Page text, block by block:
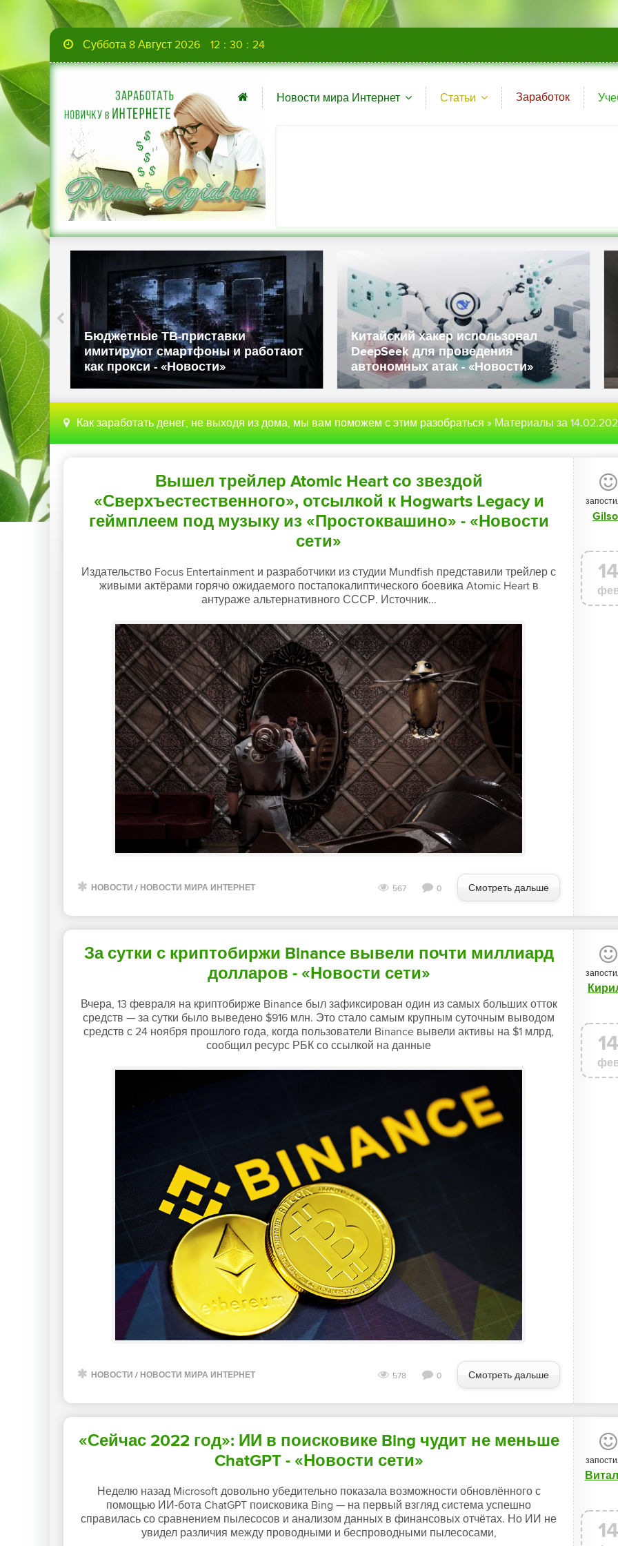
Суббота 8 Август 2026 12 : 30 : 25
Новости мира Интернет Статьи Заработок
Власти США запрещают ввоз
иностранных роботов из-за угрозы
национальной безопасности -
«Новости»
Данные полиции и госслужащих
Великобритании попали в даркнет -
«Новости»
Как заработать денег, не выходя из дома, мы вам поможем с этим разобраться» Материалы за
Вышел трейлер Atomic Heart со звездой
«Сверхъестественного», отсылкой к Hogwarts Legacy и
геймплеем под музыку из «Простоквашино» - «Новости
сети»
Издательство Focus Entertainment и разработчики из студии Mundfish представили трейлер с
живыми актёрами горячо ожидаемого постапокалиптического боевика Atomic Heart в
антураже альтернативного СССР. Источник...
НОВОСТИ / НОВОСТИ МИРА ИНТЕРНЕТ 567 0 Смотреть дальше
14
За сутки с криптобиржи Binance вывели почти миллиард
долларов - «Новости сети»
Вчера, 13 февраля на криптобирже Binance был зафиксирован один из самых больших отток
средств — за сутки было выведено $916 млн. Это стало самым крупным суточным выводом
средств с 24 ноября прошлого года, когда пользователи Binance вывели активы на $1 млрд,
сообщил ресурс РБК со ссылкой на данные
НОВОСТИ / НОВОСТИ МИРА ИНТЕРНЕТ 578 0 Смотреть дальше
14
«Сейчас 2022 год»: ИИ в поисковике Bing чудит не меньше
ChatGPT - «Новости сети»
Неделю назад Microsoft довольно убедительно показала возможности обновлённого с
помощью ИИ-бота ChatGPT поисковика Bing — на первый взгляд cистема успешно
справилась со сравнением пылесосов и анализом данных в финансовых отчётах. Но ИИ не
увидел различия между проводными и беспроводными пылесосами,
14